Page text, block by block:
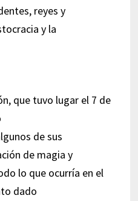
reyes y
y la
que tuvo lugar el 7 de
de sus
de magia y
lo que ocurría en el
dado